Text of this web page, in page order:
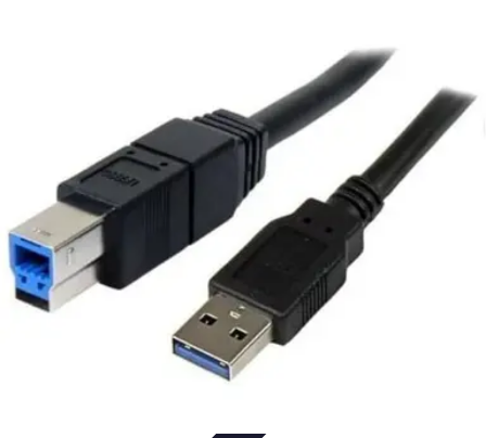
Conocimiento Virtual